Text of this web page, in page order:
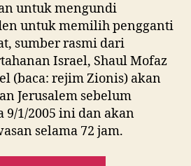
proses
pengundian.
untuk mengundi
untuk memilih pengganti
sumber rasmi dari
Israel, Shaul Mofaz
(baca: rejim Zionis) akan
Jerusalem sebelum
9/1/2005 ini dan akan
selama 72 jam.